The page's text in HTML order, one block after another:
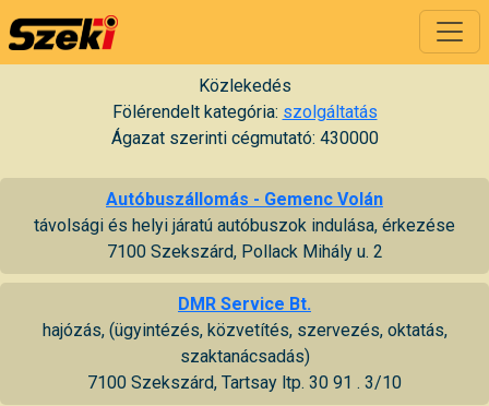
Közlekedés
Fölérendelt kategória: szolgáltatás
Ágazat szerinti cégmutató: 430000
Autóbuszállomás - Gemenc Volán
távolsági és helyi járatú autóbuszok indulása, érkezése
7100 Szekszárd, Pollack Mihály u. 2
DMR Service Bt.
hajózás, (ügyintézés, közvetítés, szervezés, oktatás,
szaktanácsadás)
7100 Szekszárd, Tartsay ltp. 30 91 . 3/10